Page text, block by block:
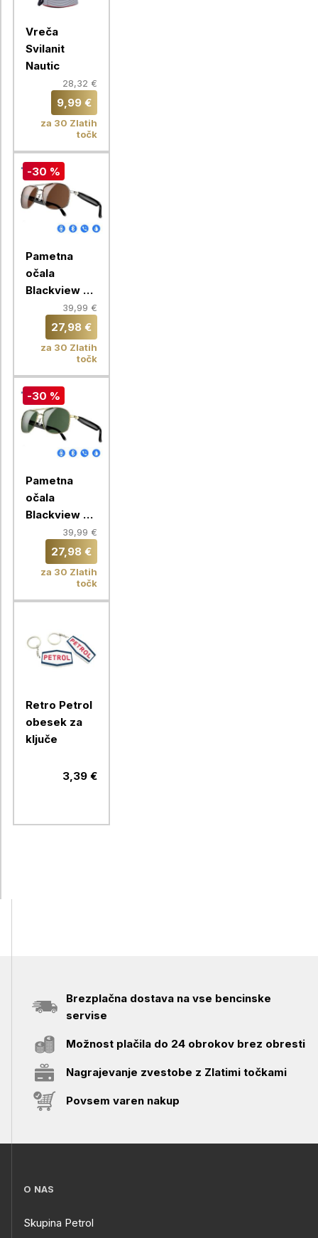
Vreča
Svilanit
Nautic
28,32 €
9,99 €
za 30 Zlatih
točk
-30 %
Pametna
očala
Blackview D1
PRO, srebrna
39,99 €
27,98 €
za 30 Zlatih
točk
-30 %
Pametna
očala
Blackview D1
PRO, zlata39,99 €
27,98 €
za 30 Zlatih
točk
Retro Petrol
obesek za
ključe
3,39 €
Brezplačna dostava na vse bencinske
servise
Možnost plačila do 24 obrokov brez obresti
Nagrajevanje zvestobe z Zlatimi točkami
Povsem varen nakup
O NAS
Skupina Petrol